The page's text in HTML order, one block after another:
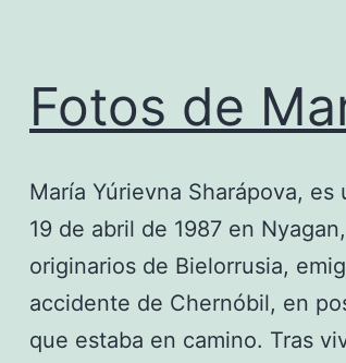
Fotos de
María Yúrievna Sharápova,
19 de abril de 1987 en
originarios de Bielorrusia,
accidente de Chernóbil, en
que estaba en camino. Tras